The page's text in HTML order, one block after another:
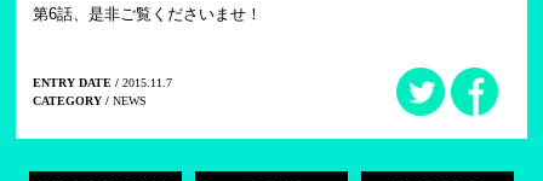
第6話、是非ご覧くださいませ！
ENTRY DATE / 2015.11.7
CATEGORY / NEWS